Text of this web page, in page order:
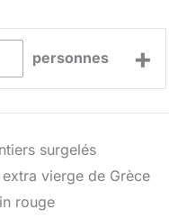
personnes +
surgelés
extra vierge de Grèce
rouge